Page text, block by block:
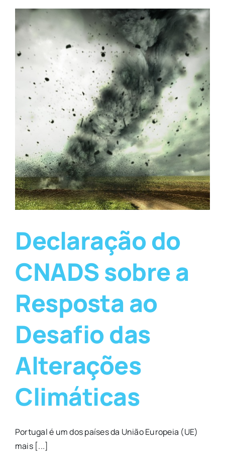
Declaração do
CNADS sobre a
Resposta ao
Desafio das
Alterações
Climáticas
Portugal é um dos países da União Europeia (UE)
mais [...]